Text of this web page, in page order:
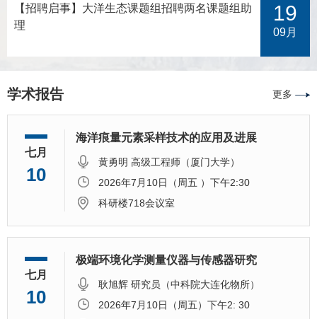
【招聘启事】大洋生态课题组招聘两名课题组助
理
19
09月
学术报告 更多
七月
10
海洋痕量元素采样技术的应用及进展
黄勇明 高级工程师（厦门大学）
2026年7月10日（周五 ）下午2:30
科研楼718会议室
七月
10
极端环境化学测量仪器与传感器研究
耿旭辉 研究员（中科院大连化物所）
2026年7月10日（周五）下午2: 30